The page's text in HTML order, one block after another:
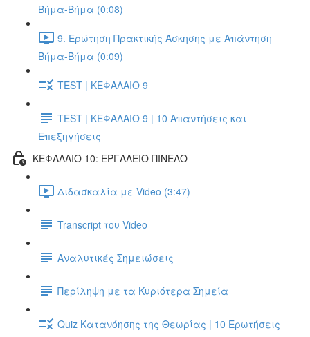
Βήμα-Βήμα (0:08)
9. Ερώτηση Πρακτικής Άσκησης με Απάντηση
Βήμα-Βήμα (0:09)
TEST | ΚΕΦΑΛΑΙΟ 9
TEST | ΚΕΦΑΛΑΙΟ 9 | 10 Απαντήσεις και
Επεξηγήσεις
ΚΕΦΑΛΑΙΟ 10: ΕΡΓΑΛΕΙΟ ΠΙΝΕΛΟ
Διδασκαλία με Video (3:47)
Transcript του Video
Αναλυτικές Σημειώσεις
Περίληψη με τα Κυριότερα Σημεία
Quiz Κατανόησης της Θεωρίας | 10 Ερωτήσεις